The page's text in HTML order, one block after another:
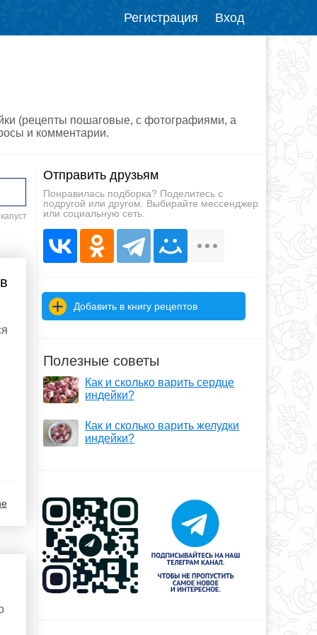
Регистрация Вход
(рецепты пошаговые, с фотографиями, а
и комментарии.
Отправить друзьям
Понравилась подборка? Поделитесь с
подругой или другом. Выбирайте мессенджер
или социальную сеть.
Добавить в книгу рецептов
Полезные советы
Как и сколько варить сердце
индейки?
Как и сколько варить желудки
индейки?